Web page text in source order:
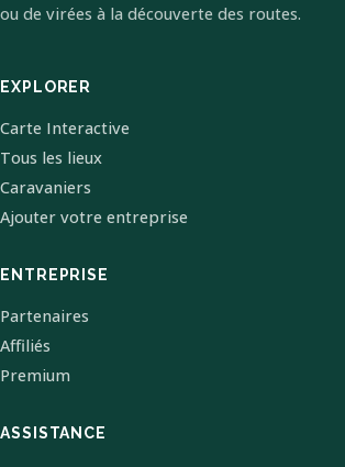
ou de virées à la découverte des routes.
EXPLORER
Carte Interactive
Tous les lieux
Caravaniers
Ajouter votre entreprise
ENTREPRISE
Partenaires
Affiliés
Premium
ASSISTANCE